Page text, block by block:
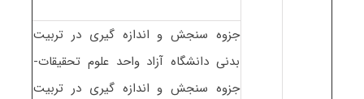
جزوه سنجش و اندازه گیری در تربیت
بدنی دانشگاه آزاد واحد علوم تحقیقات-
جزوه سنجش و اندازه گیری در تربیت